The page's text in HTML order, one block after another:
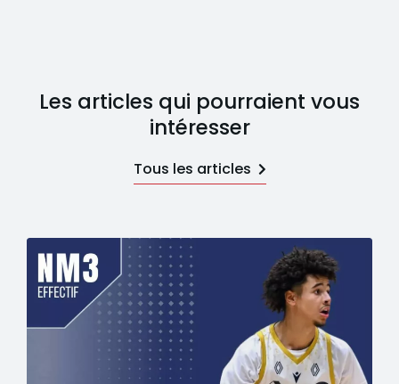
Les articles qui pourraient vous
intéresser
Tous les articles